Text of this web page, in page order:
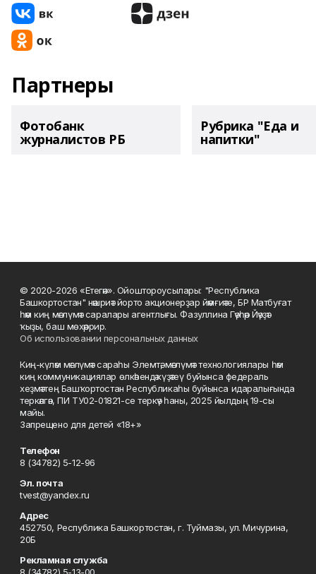
Партнеры
Фотобанк
журналистов РБ
Рубрика "Еда и
напитки"
© 2020-2026 «Етегән». Ойоштороусылары: "Республика
Башкортостан" нәшриәт йорто акционерҙар йәмғиәте, БР Матбуғат
һәм киң мәғлүмәт саралары агентлығы. Фазуллина Гәүһәр Йәүҙәт
ҡыҙы, баш мөхәррир.
Об использовании персональных данных
Киң-күләм мәғлүмәт сараһы Элемтә, мәғлүмәт технологиялары һәм
киң коммуникациялар өлкәһендә күҙәтеү буйынса федераль
хеҙмәттең Башҡортостан Республикаһы буйынса идаралығында
теркәлгән, ПИ ТУ02-01821-се теркәү һаны, 2025 йылдың 19-сы
майы.
Запрещено для детей «18+»
Телефон
8 (34782) 5-12-96
Эл. почта
tvest@yandex.ru
Адрес
452750, Республика Башкортостан, г. Туймазы, ул. Мичурина,
20Б
Рекламная служба
8 (34782) 5-13-00